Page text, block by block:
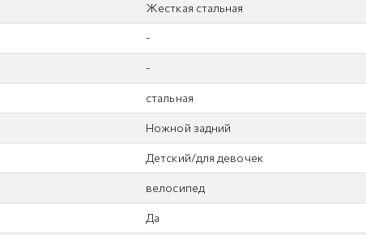
Жесткая стальная
-
-
стальная
Ножной задний
Детский/для девочек
велосипед
Да